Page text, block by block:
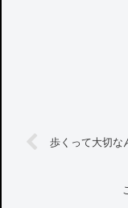
歩くって大切な